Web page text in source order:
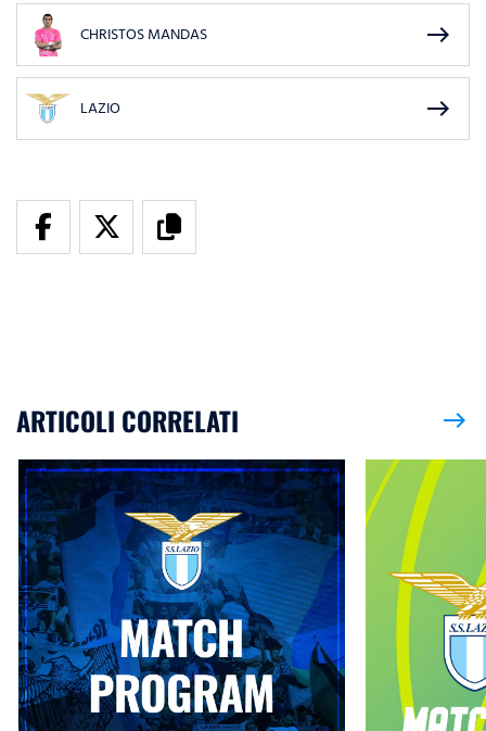
CHRISTOS MANDAS east
LAZIO east
ARTICOLI CORRELATI east